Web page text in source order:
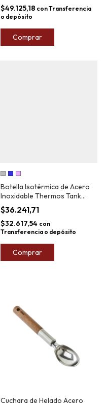
$49.125,18 conTransferencia
o depósito
Comprar
Botella Isotérmica de Acero
Inoxidable Thermos Tank
750ml
$36.241,71
$32.617,54 con
Transferencia o depósito
Comprar
Cuchara de Helado Acero